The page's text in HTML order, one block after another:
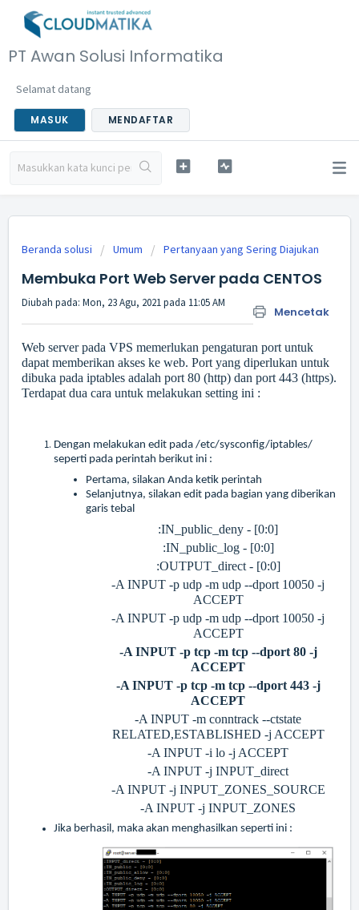
PT Awan Solusi Informatika
Selamat datang
MASUK MENDAFTAR
Beranda solusi Umum Pertanyaan yang Sering Diajukan
Membuka Port Web Server pada CENTOS
Mencetak
Diubah pada: Mon, 23 Agu, 2021 pada 11:05 AM
Web server pada VPS memerlukan pengaturan port untuk
dapat memberikan akses ke web. Port yang diperlukan untuk
dibuka pada iptables adalah port 80 (http) dan port 443 (https).
Terdapat dua cara untuk melakukan setting ini :
Dengan melakukan edit pada /etc/sysconfig/iptables/
seperti pada perintah berikut ini :
Pertama, silakan Anda ketik perintah
Selanjutnya, silakan edit pada bagian yang diberikan
garis tebal
:IN_public_deny - [0:0]
:IN_public_log - [0:0]
:OUTPUT_direct - [0:0]
-A INPUT -p udp -m udp --dport 10050 -j
ACCEPT
-A INPUT -p udp -m udp --dport 10050 -j
ACCEPT
-A INPUT -p tcp -m tcp --dport 80 -j
ACCEPT
-A INPUT -p tcp -m tcp --dport 443 -j
ACCEPT
-A INPUT -m conntrack --ctstate
RELATED,ESTABLISHED -j ACCEPT
-A INPUT -i lo -j ACCEPT
-A INPUT -j INPUT_direct
-A INPUT -j INPUT_ZONES_SOURCE
-A INPUT -j INPUT_ZONES
Jika berhasil, maka akan menghasilkan seperti ini :